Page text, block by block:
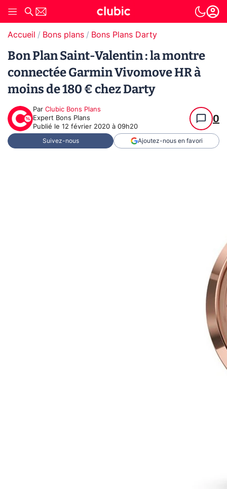
Accueil Bons plans Bons Plans Darty
Bon Plan Saint-Valentin : la montre
connectée Garmin Vivomove HR à
moins de 180 € chez Darty
Par Clubic Bons Plans
Expert Bons Plans
Publié le 12 février 2020 à 09h20
0
Suivez-nous Ajoutez-nous en favori